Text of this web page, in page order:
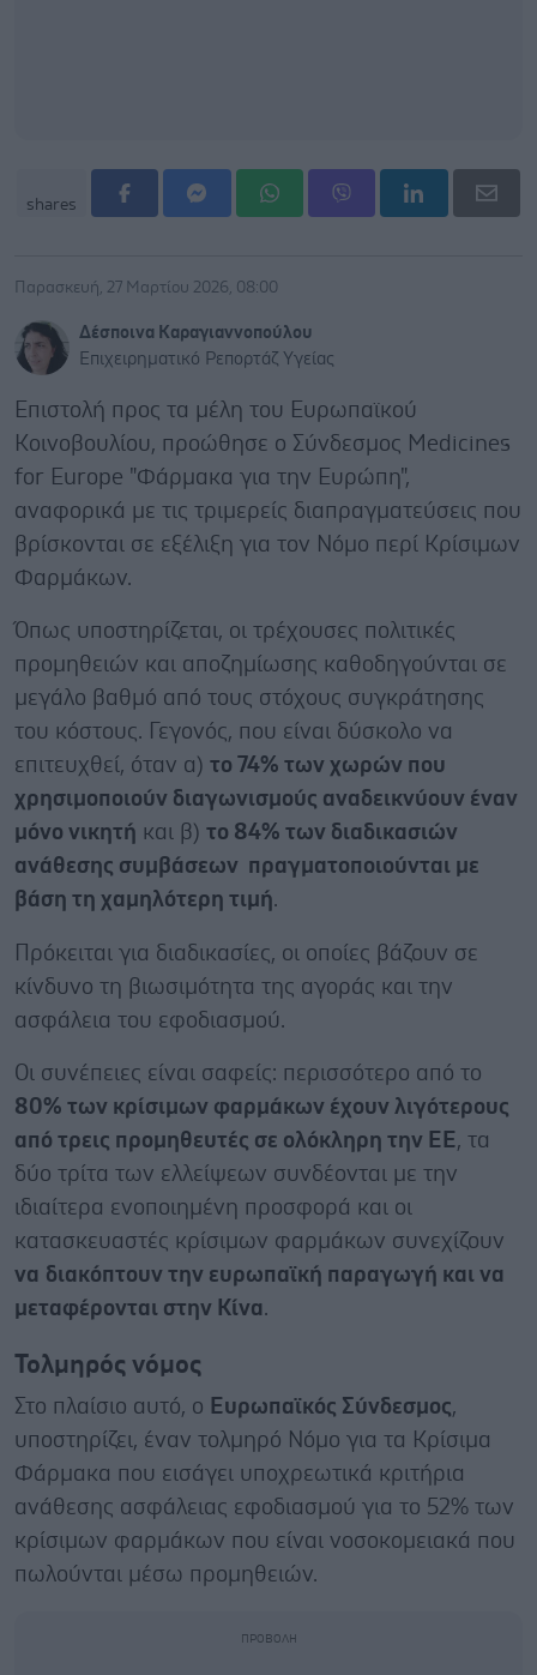
shares
Παρασκευή, 27 Μαρτίου 2026, 08:00
Δέσποινα Καραγιαννοπούλου
Επιχειρηματικό Ρεπορτάζ Υγείας
Eπιστολή προς τα μέλη του Ευρωπαϊκού
Κοινοβουλίου, προώθησε ο Σύνδεσμος Μedicines
for Europe "Φάρμακα για την Ευρώπη",
αναφορικά με τις τριμερείς διαπραγματεύσεις που
βρίσκονται σε εξέλιξη για τον Νόμο περί Κρίσιμων
Φαρμάκων.
Όπως υποστηρίζεται, οι τρέχουσες πολιτικές
προμηθειών και αποζημίωσης καθοδηγούνται σε
μεγάλο βαθμό από τους στόχους συγκράτησης
του κόστους. Γεγονός, που είναι δύσκολο να
επιτευχθεί, όταν α) το 74% των χωρών που
χρησιμοποιούν διαγωνισμούς αναδεικνύουν έναν
μόνο νικητή και β) το 84% των διαδικασιών
ανάθεσης συμβάσεων πραγματοποιούνται με
βάση τη χαμηλότερη τιμή.
Πρόκειται για διαδικασίες, οι οποίες βάζουν σε
κίνδυνο τη βιωσιμότητα της αγοράς και την
ασφάλεια του εφοδιασμού.
Οι συνέπειες είναι σαφείς: περισσότερο από το
80% των κρίσιμων φαρμάκων έχουν λιγότερους
από τρεις προμηθευτές σε ολόκληρη την ΕΕ, τα
δύο τρίτα των ελλείψεων συνδέονται με την
ιδιαίτερα ενοποιημένη προσφορά και οι
κατασκευαστές κρίσιμων φαρμάκων συνεχίζουν
να διακόπτουν την ευρωπαϊκή παραγωγή και να
μεταφέρονται στην Κίνα.
Τολμηρός νόμος
Στο πλαίσιο αυτό, ο Ευρωπαϊκός Σύνδεσμος,
υποστηρίζει, έναν τολμηρό Νόμο για τα Κρίσιμα
Φάρμακα που εισάγει υποχρεωτικά κριτήρια
ανάθεσης ασφάλειας εφοδιασμού για το 52% των
κρίσιμων φαρμάκων που είναι νοσοκομειακά που
πωλούνται μέσω προμηθειών.